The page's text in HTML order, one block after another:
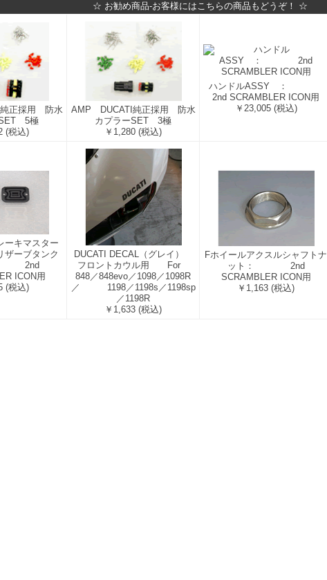
☆ お勧め商品-お客様にはこちらの商品もどうぞ！ ☆
正採用 防水
5極
(税込)
AMP DUCATI純正採用 防水
カプラーSET 3極
￥1,280 (税込)
ハンドルASSY ：
2nd SCRAMBLER ICON用
￥23,005 (税込)
ーキマスター
ザーブタンク
2nd
ICON用
(税込)
DUCATI DECAL（グレイ）
フロントカウル用 For
848／848evo／1098／1098R
／ 1198／1198s／1198sp
／1198R
￥1,633 (税込)
Fホイールアクスルシャフトナ
ット： 2nd
SCRAMBLER ICON用
￥1,163 (税込)